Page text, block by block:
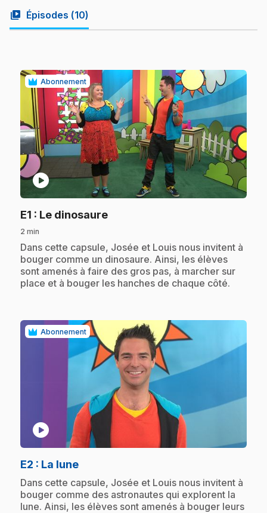
video_library Épisodes (10)
Abonnement
play_circle
E1 : Le dinosaure.
2 min
.Dans cette capsule, Josée et Louis nous invitent à
bouger comme un dinosaure. Ainsi, les élèves
sont amenés à faire des gros pas, à marcher sur
place et à bouger les hanches de chaque côté.
Abonnement
play_circle
E2 : La lune.
.Dans cette capsule, Josée et Louis nous invitent à
bouger comme des astronautes qui explorent la
lune. Ainsi, les élèves sont amenés à bouger leurs